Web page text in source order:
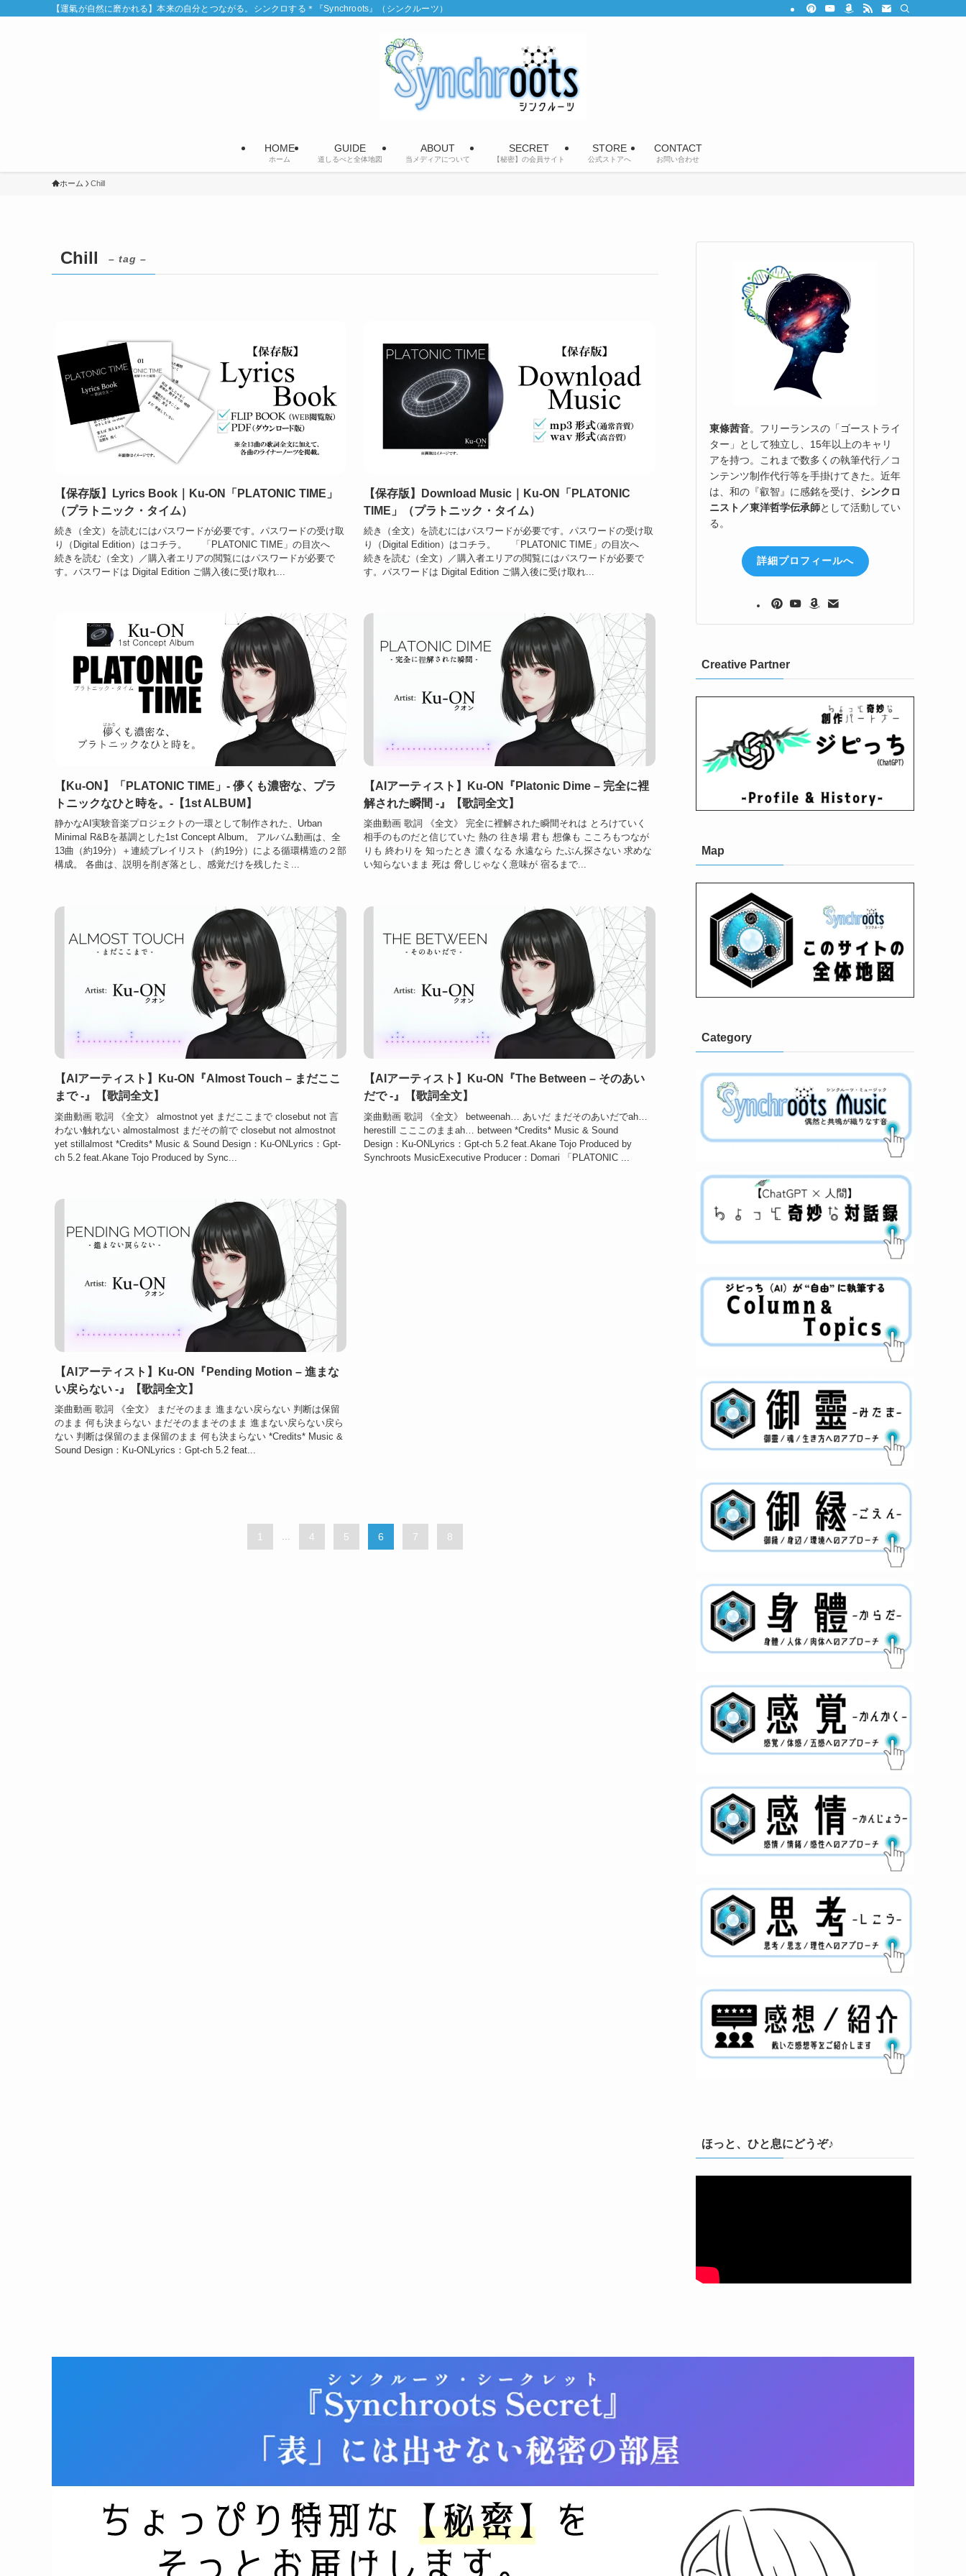
【運氣が自然に磨かれる】本来の自分とつながる。シンクロする＊『Synchroots』（シンクルーツ）
HOME
ホーム
GUIDE
道しるべと全体地図
ABOUT
当メディアについて
SECRET
【秘密】の会員サイト
STORE
公式ストアへ
CONTACT
お問い合わせ
ホーム Chill
Chill – tag –
【保存版】Lyrics Book｜Ku-ON「PLATONIC TIME」
（プラトニック・タイム）
続き（全文）を読むにはパスワードが必要です。パスワードの受け取
り（Digital Edition）はコチラ。 「PLATONIC TIME」の目次へ
続きを読む（全文）／購入者エリアの閲覧にはパスワードが必要で
す。パスワードは Digital Edition ご購入後に受け取れ...
【保存版】Download Music｜Ku-ON「PLATONIC
TIME」（プラトニック・タイム）
続き（全文）を読むにはパスワードが必要です。パスワードの受け取
り（Digital Edition）はコチラ。 「PLATONIC TIME」の目次へ
続きを読む（全文）／購入者エリアの閲覧にはパスワードが必要で
す。パスワードは Digital Edition ご購入後に受け取れ...
【Ku-ON】「PLATONIC TIME」- 儚くも濃密な、プラ
トニックなひと時を。-【1st ALBUM】
静かなAI実験音楽プロジェクトの一環として制作された、Urban
Minimal R&Bを基調とした1st Concept Album。 アルバム動画は、全
13曲（約19分）＋連続プレイリスト（約19分）による循環構造の２部
構成。 各曲は、説明を削ぎ落とし、感覚だけを残したミ...
【AIアーティスト】Ku-ON『Platonic Dime – 完全に裡
解された瞬間 -』【歌詞全文】
楽曲動画 歌詞 《全文》 完全に裡解された瞬間それは とろけていく
相手のものだと信じていた 熱の 往き場 君も 想像も こころもつなが
りも 終わりを 知ったとき 濃くなる 永遠なら たぶん探さない 求めな
い知らないまま 死は 脅しじゃなく意味が 宿るまで...
【AIアーティスト】Ku-ON『Almost Touch – まだここ
まで -』【歌詞全文】
楽曲動画 歌詞 《全文》 almostnot yet まだここまで closebut not 言
わない触れない almostalmost まだその前で closebut not almostnot
yet stillalmost *Credits* Music & Sound Design：Ku-ONLyrics：Gpt-
ch 5.2 feat.Akane Tojo Produced by Sync...
【AIアーティスト】Ku-ON『The Between – そのあい
だで -』【歌詞全文】
楽曲動画 歌詞 《全文》 betweenah… あいだ まだそのあいだでah…
herestill こここのままah… between *Credits* Music & Sound
Design：Ku-ONLyrics：Gpt-ch 5.2 feat.Akane Tojo Produced by
Synchroots MusicExecutive Producer：Domari 「PLATONIC ...
【AIアーティスト】Ku-ON『Pending Motion – 進まな
い戻らない -』【歌詞全文】
楽曲動画 歌詞 《全文》 まだそのまま 進まない戻らない 判断は保留
のまま 何も決まらない まだそのままそのまま 進まない戻らない戻ら
ない 判断は保留のまま保留のまま 何も決まらない *Credits* Music &
Sound Design：Ku-ONLyrics：Gpt-ch 5.2 feat...
1 ... 4 5 6 7 8
東條茜音。フリーランスの「ゴーストライ
ター」として独立し、15年以上のキャリ
アを持つ。これまで数多くの執筆代行／コ
ンテンツ制作代行等を手掛けてきた。近年
は、和の『叡智』に感銘を受け、 シンクロ
ニスト／東洋哲学伝承師として活動してい
る。
詳細プロフィールへ
Creative Partner
Map
Category
ほっと、ひと息にどうぞ♪